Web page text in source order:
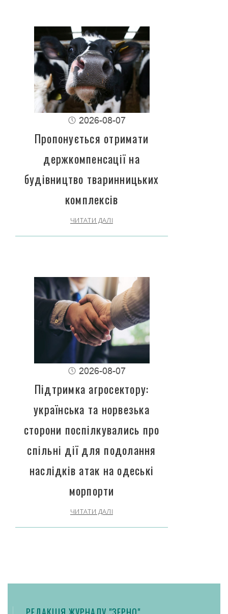
2026-08-07
Пропонується отримати
держкомпенсації на
будівництво тваринницьких
комплексів
ЧИТАТИ ДАЛІ
2026-08-07
Підтримка агросектору:
українська та норвезька
сторони поспілкувались про
спільні дії для подолання
наслідків атак на одеські
морпорти
ЧИТАТИ ДАЛІ